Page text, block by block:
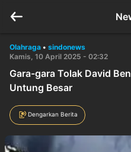
Olahraga • sindonews
Kamis, 10 April 2025 - 02:32
Gara-gara Tolak David
Untung Besar
Dengarkan Berita